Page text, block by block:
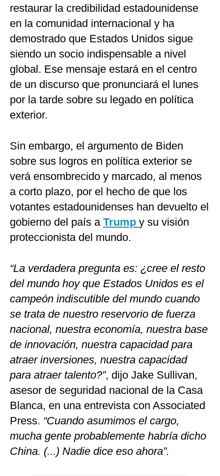
restaurar la credibilidad estadounidense
en la comunidad internacional y ha
demostrado que Estados Unidos sigue
siendo un socio indispensable a nivel
global. Ese mensaje estará en el centro
de un discurso que pronunciará el lunes
por la tarde sobre su legado en política
exterior.
Sin embargo, el argumento de Biden
sobre sus logros en política exterior se
verá ensombrecido y marcado, al menos
a corto plazo, por el hecho de que los
votantes estadounidenses han devuelto el
gobierno del país a Trump y su visión
proteccionista del mundo.
“La verdadera pregunta es: ¿cree el resto
del mundo hoy que Estados Unidos es el
campeón indiscutible del mundo cuando
se trata de nuestro reservorio de fuerza
nacional, nuestra economía, nuestra base
de innovación, nuestra capacidad para
atraer inversiones, nuestra capacidad
para atraer talento?”, dijo Jake Sullivan,
asesor de seguridad nacional de la Casa
Blanca, en una entrevista con Associated
Press. “Cuando asumimos el cargo,
mucha gente probablemente habría dicho
China. (...) Nadie dice eso ahora”.